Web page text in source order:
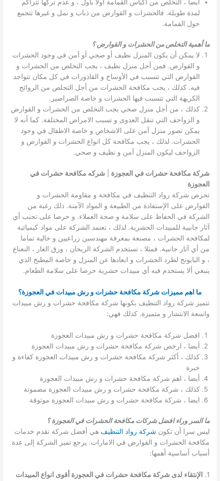
ايضا ، التخلص من أكياس القمامة أولا بأول ، و عدم تركها تتراكم
لمدة طويلة. فالحشرات و القوارض من ذباب و نمل و غيرها تتجمع
حول القمامة.
ما أهمية التخلص من الحشرات و القوارض ؟
لا يمكن أن يكون المنزل نظيف أو صحي أو آمن في وجود الحشرات
و القوارض. فمن أجل منزل نظيف ، يجب التخلص من الحشرات و
القوارض التي تتسبب في الأوساخ و القاذورات في كل مكان تتواجد
فيه. كذلك ، يجب مكافحة الحشرات من أجل التحلص من الروائح
الكريهة التي تتسبب فيها الحشرات و خاصة الصراصير.
كذلك ، من أجل منزل صحي يجب التخلص من الحشرات و القوارض
و الزواحف التي تنقل العدوى و تسبب الامراض المختلفة. كما أنه لا
يمكن تصور منزل آمن على الاشخاص و خاصة الاطفال في وجود
الحشرات. لذلك ، يجب مكافحة كل انواع الحشرات و القوارض و
الزواحف ليكون المنزل آمن و نظيف و صحي.
شركة مكافحة حشرات في العجوزة
شركه مكافحة حشرات في
العجوزة
تحرص شركة رواد التنظيف في مكافحة و مقاومة الحشرات و
القوارض على الإستفادة من الطبيعة و المواد الآمنة. ذلك رغبة من
الشركة في الحفاظ على سلامة و صحة العملاء. و حرصا على تجنب أي
آثار جانبية للمبيدات الحشرية. لذلك ، تعتمد الشركة على مواد كيميائية
لمكافحة الحشرات ، مصنعة بمعرفة مهندسين زراعيين و خالية تماما
من أي آثار جانبية. فمثلا ، تستخدم الشركة الريحان ، ورق الغار ، النعناع
، و البابونج لطرد الحشرات و ابعادها عن المنزل و خاصة المطبخ الذي
ينبغي ألا يستخدم فيه أي مبيدات حشرية حرصا على سلامة الطعام.
ما اهم مميزات شركة مكافحة حشرات و رش مبيدات في العجوزة؟
تتميز شركة رواد التنظيف بكونها شركة مكافحة حشرات و رش مبيدات
واسعة الانتشار و متميزة. كذلك فهي:
افضل شركة مكافحة حشرات و رش مبيدات العجوزة
أيضا ، ارخص شركة مكافحة حشرات و رش مبيدات العجوزة
كذلك ، أكثر شركة مكافحة حشرات و رش مبيدات العجوزة كفاءة و
خبرة
أيضا ، اهم شركة مكافحة حشرات و رش مبيدات العجوزة
كذلك ، شركة مكافحة حشرات و رش مبيدات العجوزة مضمونة
ايضا ، شركة مكافحة حشرات و رش مبيدات العجوزة موثوقة
ما السر وراء افضل شركات مكافحة الحشرات في العجوزة ؟
ليس سرا أن تكون شركة رواد التنظيف هي أفضل شركة تقدم خدمات
مكافحة الحشرات و القوارض في الامارات. يرجع تميز الشركة إلى عدة
أسباب أساسية أهمها:
1. الإنتقاء لدى شركة مكافحة حشرات في العجوزة أقوى انواع المبيدات